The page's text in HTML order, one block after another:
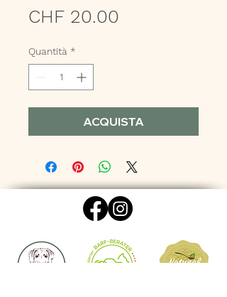
CHF 20.00
Quantità *
ACQUISTA